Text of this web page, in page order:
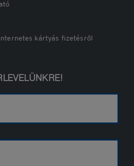
kártyás fizetésről